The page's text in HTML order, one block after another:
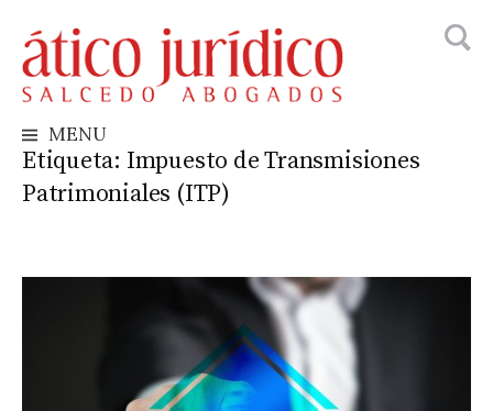
to
content
MENU
Etiqueta: Impuesto de Transmisiones
Patrimoniales (ITP)